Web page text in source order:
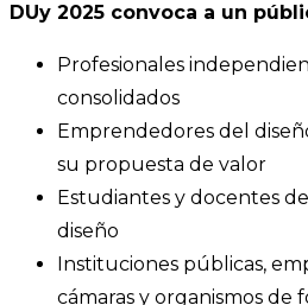
DUy 2025 convoca a un
Profesionales
consolidados
Emprendedores del
su propuesta de valor
Estudiantes y docentes
diseño
Instituciones públicas,
cámaras y organismos de